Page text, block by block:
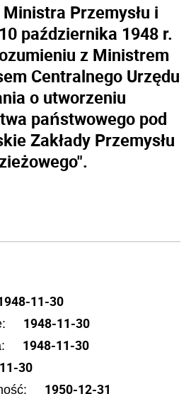
Przemysłu i
października 1948 r.
z Ministrem
Centralnego Urzędu
o utworzeniu
państwowego pod
Zakłady Przemysłu
11-30
1948-11-30
1948-11-30
30
1950-12-31